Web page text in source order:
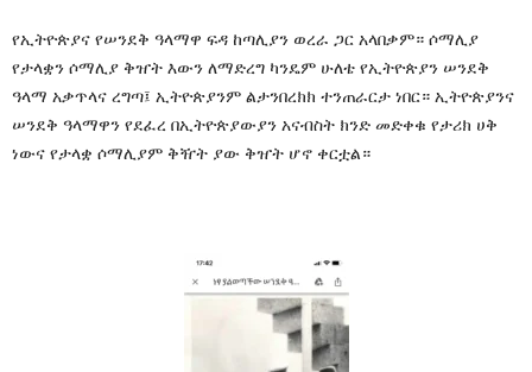
የኢትዮጵያና የሠንደቅ ዓላማዋ ፍዳ ከጣሊያን ወረራ ጋር አላበቃም። ሶማሊያ
የታላቋን ሶማሊያ ቅዠት እውን ለማድረግ ካንዴም ሁለቴ የኢትዮጵያን ሠንደቅ
ዓላማ አቃጥላና ረግጣ፤ ኢትዮጵያንም ልታንበረክክ ተንጠራርታ ነበር። ኢትዮጵያንና
ሠንደቅ ዓላማዋን የደፈረ በኢትዮጵያውያን አናብስት ክንድ መድቀቁ የታሪክ ሀቅ
ነውና የታላቋ ሶማሊያም ቅዥት ያው ቅዠት ሆኖ ቀርቷል።